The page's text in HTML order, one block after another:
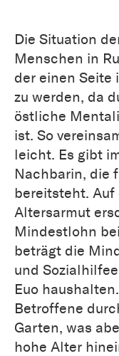
Die Situation
Menschen in
der einen Seite
zu werden, da
östliche
ist. So
leicht. Es gibt
Nachbarin, die
bereitsteht. Auf
Altersarmut
Mindestlohn
beträgt die
und
Euo
Betroffene
Garten, was
hohe Alter